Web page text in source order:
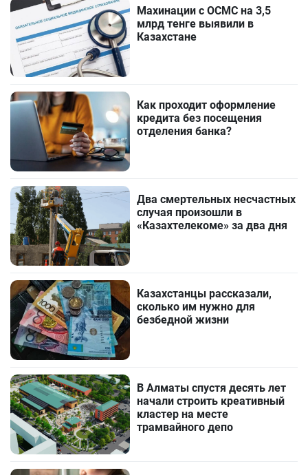
Махинации с ОСМС на 3,5
млрд тенге выявили в
Казахстане
Как проходит оформление
кредита без посещения
отделения банка?
Два смертельных несчастных
случая произошли в
«Казахтелекоме» за два дня
Казахстанцы рассказали,
сколько им нужно для
безбедной жизни
В Алматы спустя десять лет
начали строить креативный
кластер на месте
трамвайного депо